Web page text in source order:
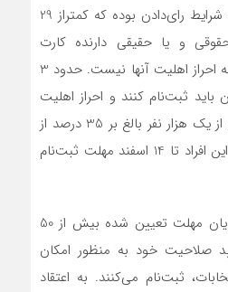
کمتر از 33 هزار نفر واجد شرایط رای‌دادن بوده که کمتراز 29
و یا حقیقی دارنده کارت
بازرگانی هستند و نیازی به احراز اهلیت آنها نیست. حدود 3
دادن باید ثبت‌نام کنند و احراز اهلیت
شوند که تا به امروز بیش از یک هزار نفر بالغ بر 35 درصد از
این تعداد ثبت‌نام کردند. این افراد تا 14 اسفند مهلت ثبت‌نام
او پیش‌بینی کرد که تا پایان مهلت تعیین شده بیش از 50
صلاحیت خود به منظور امکان
ثبت‌نام می‌کنند. به اعتقاد